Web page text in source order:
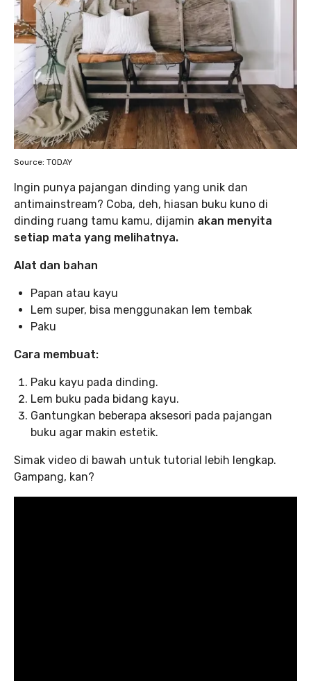
Source: TODAY
Ingin punya pajangan dinding yang unik dan
antimainstream? Coba, deh, hiasan buku kuno di
dinding ruang tamu kamu, dijamin akan menyita
setiap mata yang melihatnya.
Alat dan bahan
Papan atau kayu
Lem super, bisa menggunakan lem tembak
Paku
Cara membuat:
Paku kayu pada dinding.
Lem buku pada bidang kayu.
Gantungkan beberapa aksesori pada pajangan
buku agar makin estetik.
Simak video di bawah untuk tutorial lebih lengkap.
Gampang, kan?